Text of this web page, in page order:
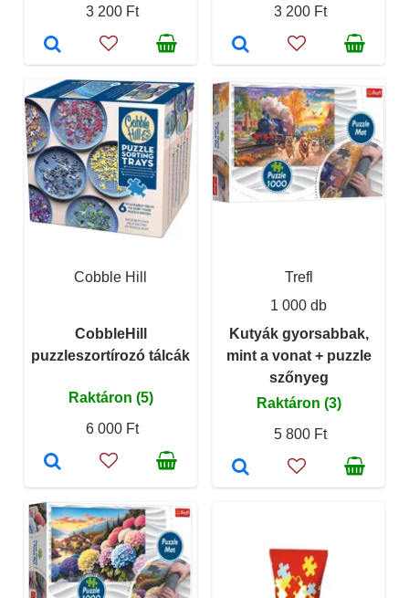
3 200 Ft
3 200 Ft
Cobble Hill
CobbleHill
puzzleszortírozó tálcák
Raktáron (5)
6 000 Ft
Trefl
1 000 db
Kutyák gyorsabbak,
mint a vonat + puzzle
szőnyeg
Raktáron (3)
5 800 Ft